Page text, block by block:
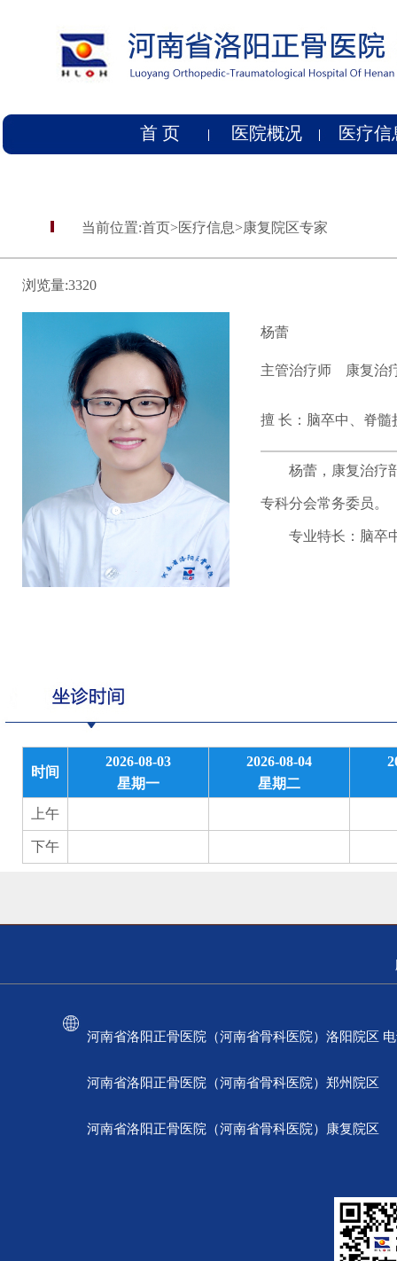
首 页 医院概况 医疗信
当前位置:首页>医疗信息>康复院区专家
浏览量:3320
杨蕾
主管治疗师康复治疗
擅 长：脑卒中、脊
杨蕾，康复治疗部
专科分会常务委员。
专业特长：脑卒中
时间
2026-08-03
星期一
2026-08-04
星期二
上午
下午
河南省洛阳正骨医院（河南省骨科医院）洛阳院区
河南省洛阳正骨医院（河南省骨科医院）郑州院区
河南省洛阳正骨医院（河南省骨科医院）康复院区